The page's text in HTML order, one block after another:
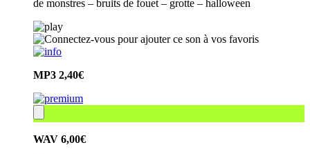
de monstres – bruits de fouet – grotte – halloween
MP3 2,40€
WAV 6,00€